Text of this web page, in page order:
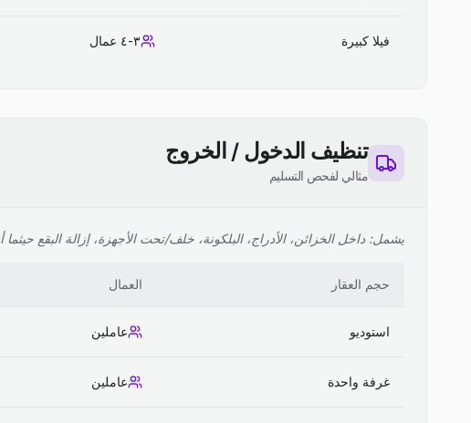
فيلا كبيرة ٣-٤ عمال
تنظيف الدخول / الخروج
مثالي لفحص التسليم
يشمل: داخل الخزائن، الأدراج، البلكونة، خلف/تحت الأجهزة، إزالة البقع حيثما
حجم العقار العمال
استوديو عاملين
غرفة واحدة عاملين